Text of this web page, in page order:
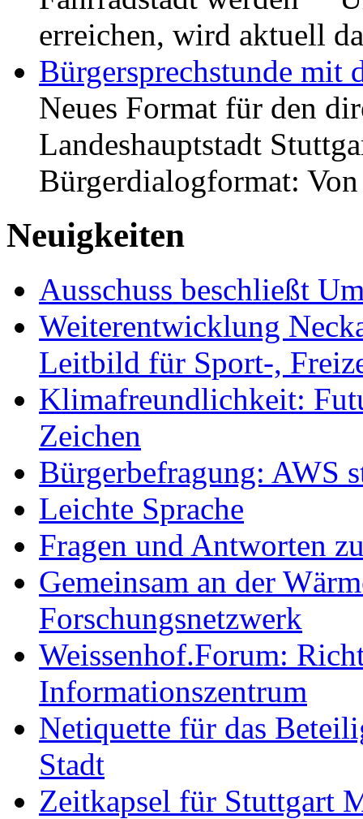
erreichen, wird aktuell
Bürgersprechstunde mit
Neues Format für den
Landeshauptstadt
Bürgerdialogformat:
Neuigkeiten
Ausschuss beschließt
Weiterentwicklung
Leitbild für Sport-,
Klimafreundlichkeit:
Zeichen
Bürgerbefragung: AWS
Leichte Sprache
Fragen und Antworten
Gemeinsam an der
Forschungsnetzwerk
Weissenhof.Forum:
Informationszentrum
Netiquette für das
Stadt
Zeitkapsel für Stuttgart